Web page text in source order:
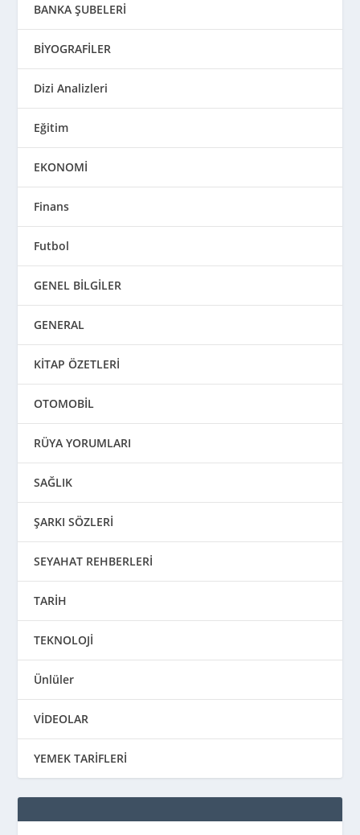
BANKA ŞUBELERİ
BİYOGRAFİLER
Dizi Analizleri
Eğitim
EKONOMİ
Finans
Futbol
GENEL BİLGİLER
GENERAL
KİTAP ÖZETLERİ
OTOMOBİL
RÜYA YORUMLARI
SAĞLIK
ŞARKI SÖZLERİ
SEYAHAT REHBERLERİ
TARİH
TEKNOLOJİ
Ünlüler
VİDEOLAR
YEMEK TARİFLERİ